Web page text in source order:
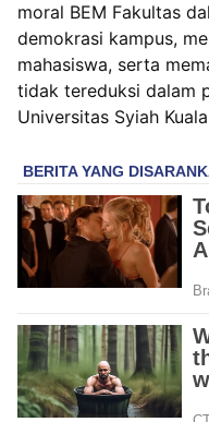
moral BEM Fakultas
demokrasi kampus,
mahasiswa, serta
tidak tereduksi dalam
Universitas Syiah